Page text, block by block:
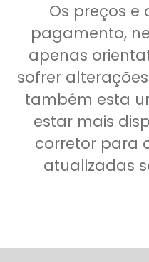
Os preços e
pagamento,
apenas
sofrer
também esta
estar mais
corretor para
atualizadas